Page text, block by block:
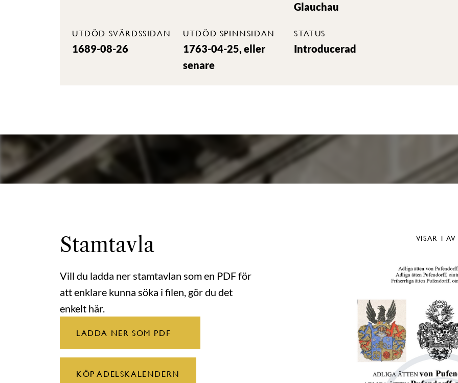
Glauchau
UTDÖD SVÄRDSSIDAN
1689-08-26
UTDÖD SPINNSIDAN
1763-04-25, eller
senare
STATUS
Introducerad
Stamtavla
Vill du ladda ner stamtavlan som en PDF för
att enklare kunna söka i filen, gör du det
enkelt här.
LADDA NER SOM PDF
KÖP ADELSKALENDERN
VISAR 1